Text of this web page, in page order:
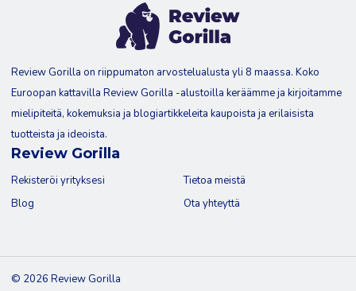
Review Gorilla on riippumaton arvostelualusta yli 8 maassa. Koko
Euroopan kattavilla Review Gorilla -alustoilla keräämme ja kirjoitamme
mielipiteitä, kokemuksia ja blogiartikkeleita kaupoista ja erilaisista
tuotteista ja ideoista.
Review Gorilla
Rekisteröi yrityksesi
Blog
Tietoa meistä
Ota yhteyttä
© 2026 Review Gorilla